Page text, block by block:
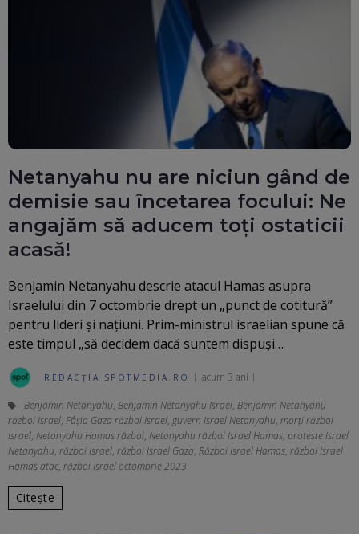
Netanyahu nu are niciun gând de
demisie sau încetarea focului: Ne
angajăm să aducem toți ostaticii
acasă!
Benjamin Netanyahu descrie atacul Hamas asupra
Israelului din 7 octombrie drept un „punct de cotitură”
pentru lideri și națiuni. Prim-ministrul israelian spune că
este timpul „să decidem dacă suntem dispuși…
REDACȚIA SPOTMEDIA.RO acum 3 ani
Benjamin Netanyahu, Benjamin Netanyahu Israel, Benjamin Netanyahu
război Israel, Fâșia Gaza război Israel, guvern Israel Netanyahu, morți război
Israel, Netanyahu Hamas război, Netanyahu război Israel Hamas, proteste Israel
Netanyahu, război Israel, război Israel Gaza, Război Israel Hamas, război Israel
Hamas atac, război Israel octombrie 2023
Citește